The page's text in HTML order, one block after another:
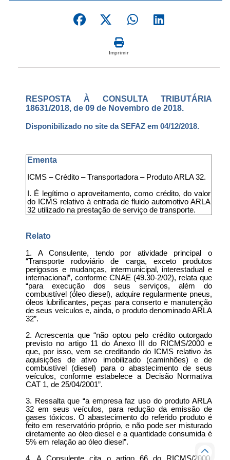
Imprimir
RESPOSTA À CONSULTA TRIBUTÁRIA
18631/2018, de 09 de Novembro de 2018.
Disponibilizado no site da SEFAZ em 04/12/2018.
Ementa
ICMS – Crédito – Transportadora – Produto ARLA 32.
I. É legítimo o aproveitamento, como crédito, do valor
do ICMS relativo à entrada de fluido automotivo ARLA
32 utilizado na prestação de serviço de transporte.
Relato
1. A Consulente, tendo por atividade principal o
“Transporte rodoviário de carga, exceto produtos
perigosos e mudanças, intermunicipal, interestadual e
internacional”, conforme CNAE (49.30-2/02), relata que
“para execução dos seus serviços, além do
combustível (óleo diesel), adquire regularmente pneus,
óleos lubrificantes, peças para conserto e manutenção
de seus veículos e, ainda, o produto denominado ARLA
32”.
2. Acrescenta que “não optou pelo crédito outorgado
previsto no artigo 11 do Anexo III do RICMS/2000 e
que, por isso, vem se creditando do ICMS relativo às
aquisições de ativo imobilizado (caminhões) e de
combustível (diesel) para o abastecimento de seus
veículos, conforme estabelece a Decisão Normativa
CAT 1, de 25/04/2001”.
3. Ressalta que “a empresa faz uso do produto ARLA
32 em seus veículos, para redução da emissão de
gases tóxicos. O abastecimento do referido produto é
feito em reservatório próprio, e não pode ser misturado
diretamente ao óleo diesel e a quantidade consumida é
5% em relação ao óleo diesel”.